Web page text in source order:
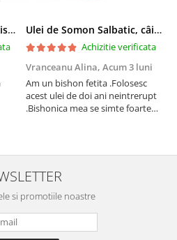
Asternut igienic pentru pisici Tofu Lavanda, Mon Petit 5 l Ulei de Somon Salbatic, câini și pisici, piele si blană, BEST4PETS, 1l
Achizitie verificata
Vranceanu Alina, Acum 3 luni
Am un bishon fetita .Folosesc
acest ulei de doi ani neintrerupt
.Bishonica mea se simte foarte
recomand cu mult drag !
si promotiile noastre